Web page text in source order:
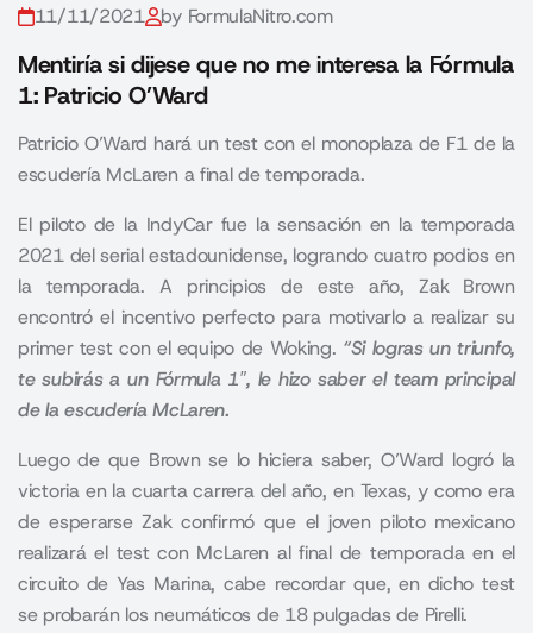
11/11/2021 by FormulaNitro.com
Mentiría si dijese que no me interesa la Fórmula
1: Patricio O’Ward
Patricio O’Ward hará un test con el monoplaza de F1 de la
escudería McLaren a final de temporada.
El piloto de la IndyCarfue la sensación en la temporada
2021 del serial estadounidense, logrando cuatro podios en
la temporada. A principios de este año, Zak Brown
encontró el incentivo perfecto para motivarlo a realizar su
primer test con el equipo de Woking. “Si logras un triunfo,
te subirás a un Fórmula 1″, le hizo saber el team principal
de la escudería McLaren.
Luego de que Brown se lo hiciera saber, O’Ward logró la
victoria en la cuarta carrera del año, en Texas, y como era
de esperarse Zak confirmó que el joven piloto mexicano
realizará el test con McLaren al final de temporada en el
circuito de Yas Marina, cabe recordar que, en dicho test
se probarán los neumáticos de 18 pulgadas de Pirelli.